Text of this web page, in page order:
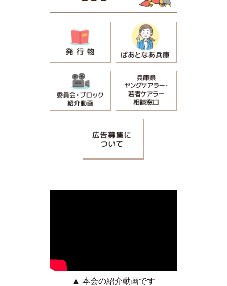
▲ 本会の紹介動画です